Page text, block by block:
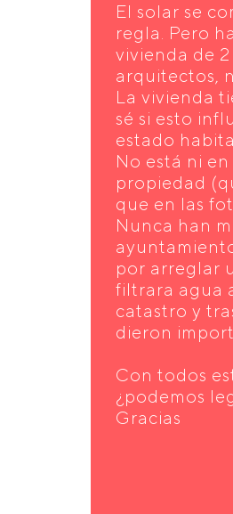
El solar se
regla. Pero
vivienda de
arquitectos,
La vivienda
sé si esto
estado
No está ni
propiedad
que en las
Nunca han
por arreglar
filtrara agua
catastro y
dieron
Con todos
¿podemos
Gracias